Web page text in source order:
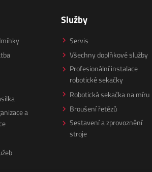
a
Služby
Servis
Všechny doplňkové služby
Profesionální instalace
robotické sekačky
Robotická sekačka na míru
Broušení řetězů
Sestavení a zprovoznění
stroje